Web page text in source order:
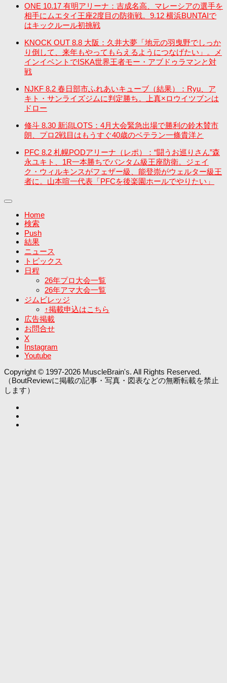
ONE 10.17 有明アリーナ：吉成名高、マレーシアの選手を
相手にムエタイ王座2度目の防衛戦。9.12 横浜BUNTAIで
はキックルール初挑戦
KNOCK OUT 8.8 大阪：久井大夢「地元の羽曳野でしっか
り倒して、来年もやってもらえるようにつなげたい」。メ
インイベントでISKA世界王者モー・アブドゥラマンと対
戦
NJKF 8.2 春日部市ふれあいキューブ（結果）：Ryu、ア
キト・サンライズジムに判定勝ち。上真×ロウイツブンは
ドロー
修斗 8.30 新潟LOTS：4月大会緊急出場で勝利の鈴木賛市
朗、プロ2戦目はもうすぐ40歳のベテラン一條貴洋と
PFC 8.2 札幌PODアリーナ（レポ）：“闘うお巡りさん”森
永ユキト、1R一本勝ちでバンタム級王座防衛。ジェイ
ク・ウィルキンスがフェザー級、能登崇がウェルター級王
者に。山本喧一代表「PFCを後楽園ホールでやりたい」
Home
検索
Push
結果
ニュース
トピックス
日程
26年プロ大会一覧
26年アマ大会一覧
ジムビレッジ
↑掲載申込はこちら
広告掲載
お問合せ
X
Instagram
Youtube
Copyright © 1997-2026 MuscleBrain's. All Rights Reserved.
（BoutReviewに掲載の記事・写真・図表などの無断転載を禁止
します）